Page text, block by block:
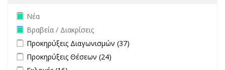
Remove Νέα filter
Νέα
Remove Βραβεία / Διακρίσεις filter
Βραβεία / Διακρίσεις
Apply Προκηρύξεις Διαγωνισμών filter
Προκηρύξεις Διαγωνισμών (37)
Apply Προκηρύξεις Θέσεων filter
Προκηρύξεις Θέσεων (24)
Apply Εκλογές filter